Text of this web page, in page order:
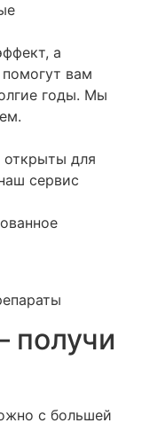
а
вам
годы. Мы
для
сервис
получи
с большей